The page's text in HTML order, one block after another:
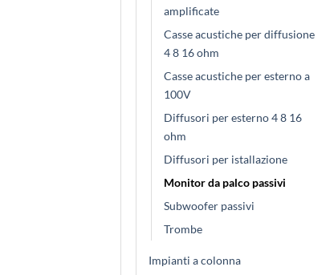
amplificate
Casse acustiche per diffusione
4 8 16 ohm
Casse acustiche per esterno a
100V
Diffusori per esterno 4 8 16
ohm
Diffusori per istallazione
Monitor da palco passivi
Subwoofer passivi
Trombe
Impianti a colonna